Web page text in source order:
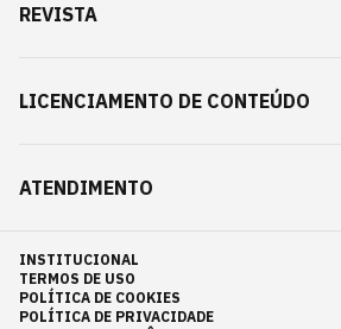
REVISTA
LICENCIAMENTO DE CONTEÚDO
ATENDIMENTO
INSTITUCIONAL
TERMOS DE USO
POLÍTICA DE COOKIES
POLÍTICA DE PRIVACIDADE